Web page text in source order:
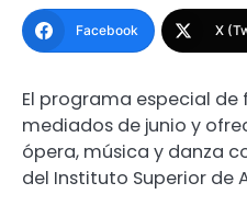
Facebook X
El programa especial
mediados de junio y
ópera, música y danza
del Instituto Superior de